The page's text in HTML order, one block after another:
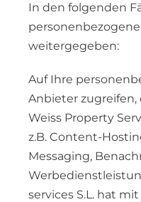
In den folgenden
weitergegeben:
Auf Ihre
Anbieter
Weiss Property
z.B. Content-
Messaging,
services S.L. hat